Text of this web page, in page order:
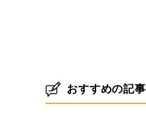
おすすめの記事